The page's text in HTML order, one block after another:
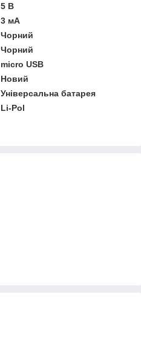
5 В
3 мА
Чорний
Чорний
micro USB
Новий
Універсальна батарея
Li-Pol